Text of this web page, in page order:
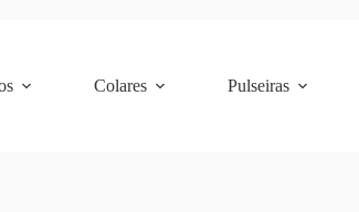
Colares Pulseiras